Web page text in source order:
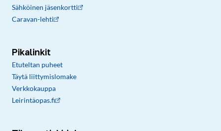
Sähköinen jäsenkortti
Caravan-lehti
Pikalinkit
Etuteltan puheet
Täytä liittymislomake
Verkkokauppa
Leirintäopas.fi